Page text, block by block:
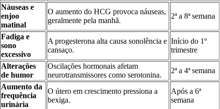
Náuseas e
enjoo
matinal
O aumento do HCG provoca náuseas,
geralmente pela manhã.
2ª a 8ª semana
Fadiga e
sono
excessivo
A progesterona alta causa sonolência e
cansaço.
Início do 1º
trimestre
Alterações
de humor
Oscilações hormonais afetam
neurotransmissores como serotonina.
2ª a 4ª semana
Aumento da
frequência
urinária
O útero em crescimento pressiona a
bexiga.
Após a 6ª
semana